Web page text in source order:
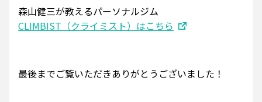
森山健三が教えるパーソナルジム
CLIMBIST（クライミスト）はこちら
最後までご覧いただきありがとうございました！